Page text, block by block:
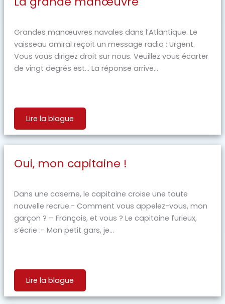
Grandes manœuvres navales dans l’Atlantique. Le
vaisseau amiral reçoit un message radio : Urgent.
Vous vous dirigez droit sur nous. Veuillez vous écarter
de vingt degrés est… La réponse arrive...
Lire la blague
Oui, mon capitaine !
Dans une caserne, le capitaine croise une toute
nouvelle recrue.- Comment vous appelez-vous, mon
garçon ? – François, et vous ? Le capitaine furieux,
s’écrie :- Mon petit gars, je...
Lire la blague